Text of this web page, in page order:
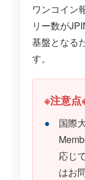
ワンコイン
リー数が
基盤となる
す。
※注意点
国際
応じ
はお